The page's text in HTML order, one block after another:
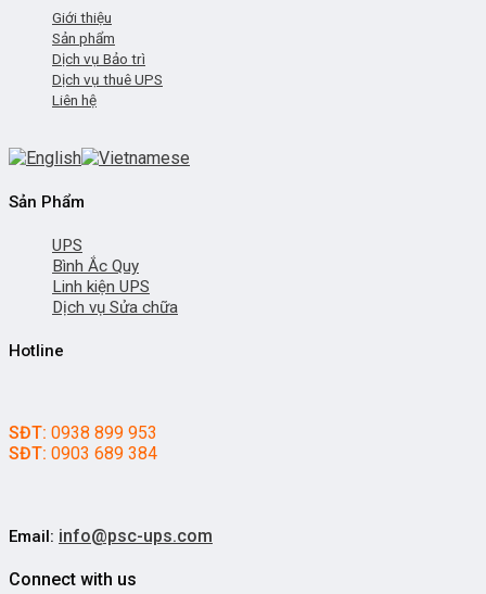
Giới thiệu
Sản phẩm
Dịch vụ Bảo trì
Dịch vụ thuê UPS
Liên hệ
Sản Phẩm
UPS
Bình Ắc Quy
Linh kiện UPS
Dịch vụ Sửa chữa
Hotline
SĐT: 0938 899 953
SĐT: 0903 689 384
Email: info@psc-ups.com
Connect with us